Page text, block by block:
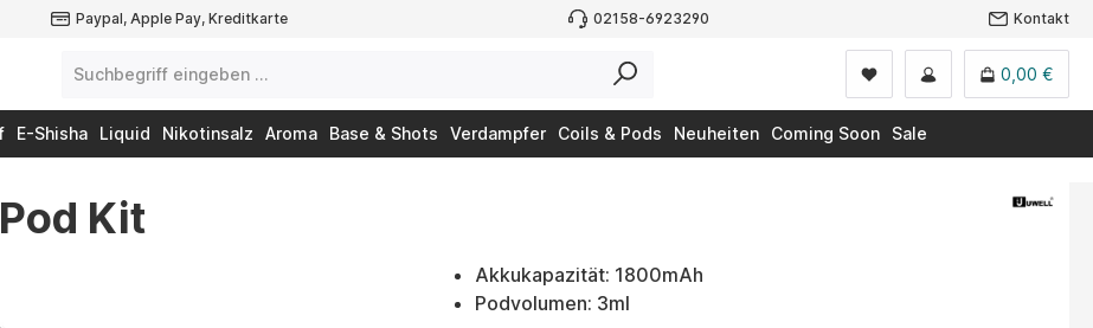
Paypal, Apple Pay, Kreditkarte 02158-6923290 Kontakt
0,00 €
E-Shisha Liquid Nikotinsalz Aroma Base & Shots Verdampfer Coils & Pods Neuheiten Coming Soon
Sale
Kit
Akkukapazität: 1800mAh
Podvolumen: 3ml